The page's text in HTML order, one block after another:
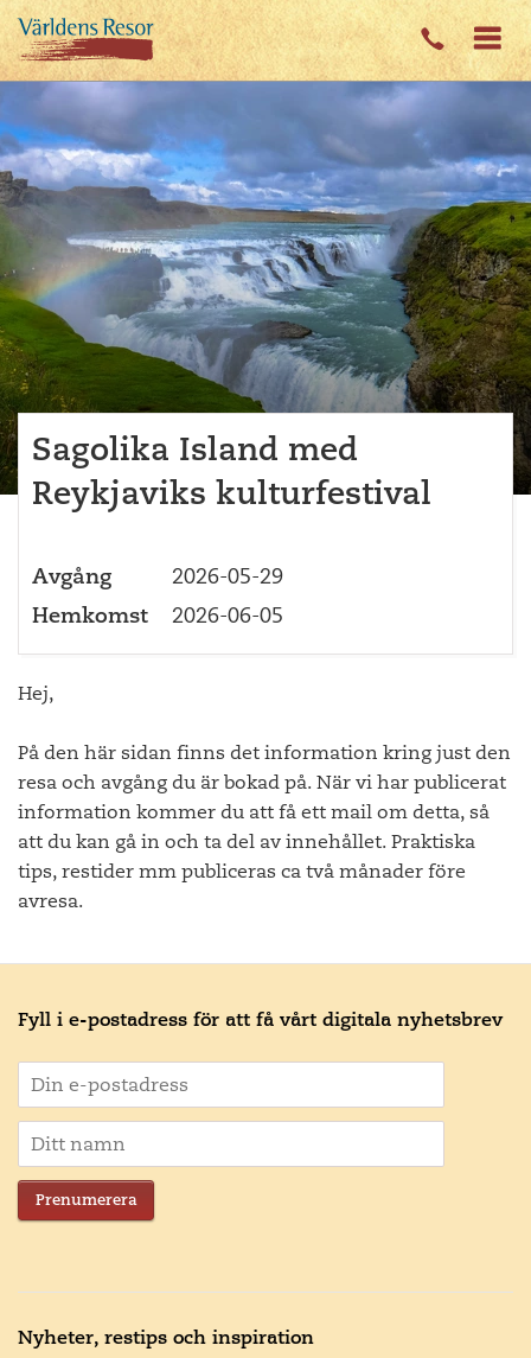
Sagolika Island med
Reykjaviks kulturfestival
Avgång
2026-05-29
Hemkomst
2026-06-05
Hej,
På den här sidan finns det information kring just den
resa och avgång du är bokad på. När vi har publicerat
information kommer du att få ett mail om detta, så
att du kan gå in och ta del av innehållet. Praktiska
tips, restider mm publiceras ca två månader före
avresa.
Fyll i e-postadress för att få vårt digitala nyhetsbrev
Prenumerera
Nyheter, restips och inspiration